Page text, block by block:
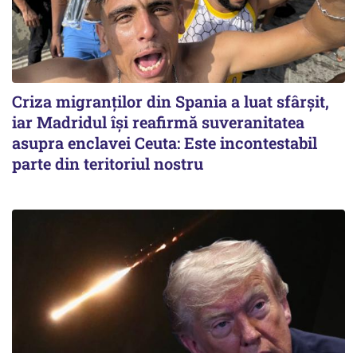
Criza migranților din Spania a luat sfârșit,
iar Madridul își reafirmă suveranitatea
asupra enclavei Ceuta: Este incontestabil
parte din teritoriul nostru